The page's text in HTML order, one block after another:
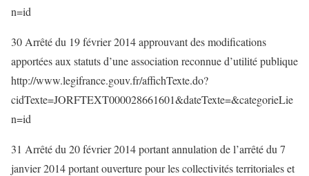
n=id
30 Arrêté du 19 février 2014 approuvant des modifications
apportées aux statuts d’une association reconnue d’utilité publique
http://www.legifrance.gouv.fr/affichTexte.do?
cidTexte=JORFTEXT000028661601&dateTexte=&categorieLie
n=id
31 Arrêté du 20 février 2014 portant annulation de l’arrêté du 7
janvier 2014 portant ouverture pour les collectivités territoriales et